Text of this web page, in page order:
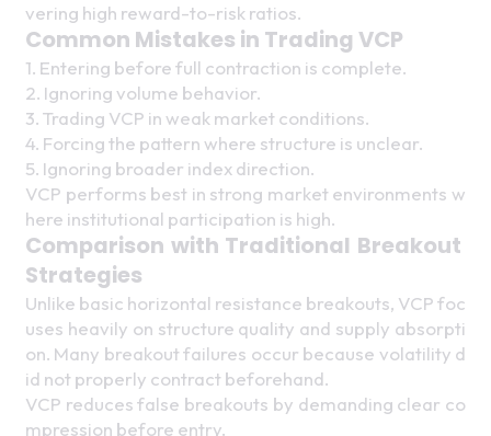
vering high reward-to-risk ratios.
Common Mistakes in Trading VCP
1. Entering before full contraction is complete.
2. Ignoring volume behavior.
3. Trading VCP in weak market conditions.
4. Forcing the pattern where structure is unclear.
5. Ignoring broader index direction.
VCP performs best in strong market environments w
here institutional participation is high.
Comparison with Traditional Breakout
Strategies
Unlike basic horizontal resistance breakouts, VCP foc
uses heavily on structure quality and supply absorpti
on. Many breakout failures occur because volatility d
id not properly contract beforehand.
VCP reduces false breakouts by demanding clear co
mpression before entry.